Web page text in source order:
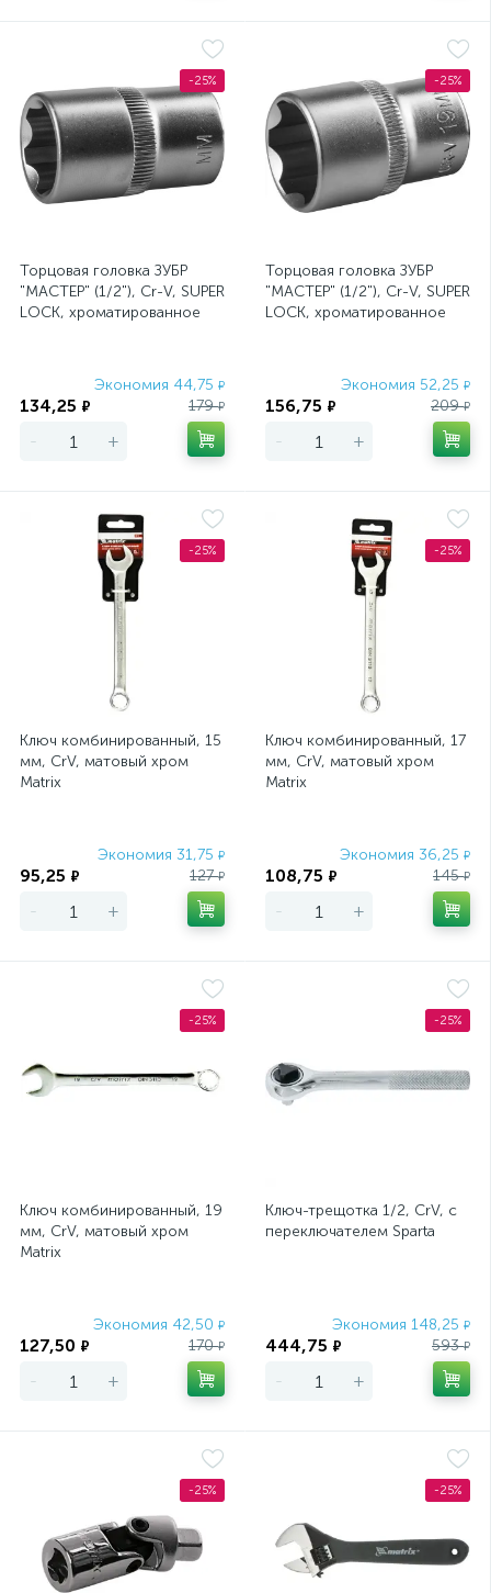
-25%
Торцовая головка ЗУБР
"МАСТЕР" (1/2"), Cr-V, SUPER
LOCK, хроматированное
Экономия 44,75 ₽
134,25 ₽ 179₽
- +
-25%
Торцовая головка ЗУБР
"МАСТЕР" (1/2"), Cr-V, SUPER
LOCK, хроматированное
Экономия 52,25 ₽
156,75 ₽ 209₽
- +
-25%
Ключ комбинированный, 15
мм, CrV, матовый хром
Matrix
Экономия 31,75 ₽
95,25 ₽ 127₽
- +
-25%
Ключ комбинированный, 17
мм, CrV, матовый хром
Matrix
Экономия 36,25 ₽
108,75 ₽ 145₽
- +
-25%
Ключ комбинированный, 19
мм, CrV, матовый хром
Matrix
Экономия 42,50 ₽
127,50 ₽ 170₽
- +
-25%
Ключ-трещотка 1/2, CrV, с
переключателем Sparta
Экономия 148,25 ₽
444,75 ₽ 593₽
- +
-25% -25%